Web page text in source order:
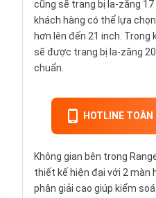
cũng sẽ trang bị la-zăng
khách hàng có thể lựa
hơn lên đến 21 inch. Trong
sẽ được trang bị la-zăng
chuẩn.
HOTLINE
Không gian bên trong
thiết kế hiện đại với 2 màn
phân giải cao giúp kiểm